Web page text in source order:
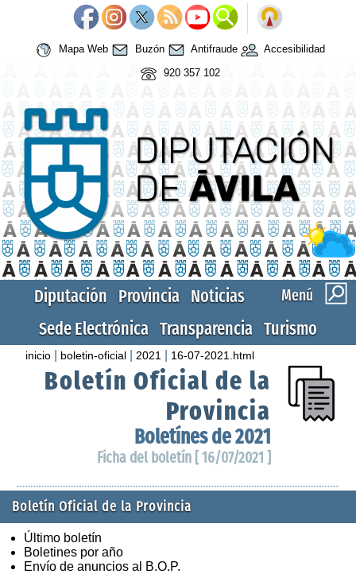
Mapa Web Buzón Antifraude
Accesibilidad
920 357 102
Menú
Diputación Provincia Noticias
Sede Electrónica Transparencia Turismo
inicio boletin-oficial 2021 16-07-2021.html
Boletín Oficial de la
Provincia
Boletínes de 2021
Ficha del boletín [ 16/07/2021 ]
Boletín Oficial de la Provincia
Último boletín
Boletines por año
Envío de anuncios al B.O.P.